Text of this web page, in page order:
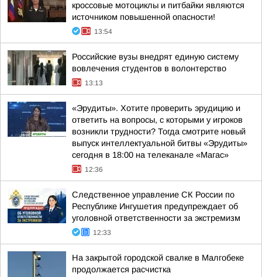
кроссовые мотоциклы и питбайки являются
источником повышенной опасности!
13:54
Российские вузы внедрят единую систему
вовлечения студентов в волонтерство
13:13
«Эрудиты». Хотите проверить эрудицию и
ответить на вопросы, с которыми у игроков
возникли трудности? Тогда смотрите новый
выпуск интеллектуальной битвы «Эрудиты»
сегодня в 18:00 на телеканале «Магас»
12:36
Следственное управление СК России по
Республике Ингушетия предупреждает об
уголовной ответственности за экстремизм
12:33
На закрытой городской свалке в Малгобеке
продолжается расчистка